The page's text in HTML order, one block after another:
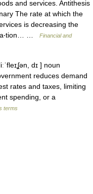
and services. Antithesis
The rate at which the
is decreasing the
…
Financial and
dɪ ] noun
reduces demand
rates and taxes, limiting
spending, or a
terms